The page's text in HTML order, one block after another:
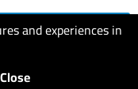
and experiences in
Close